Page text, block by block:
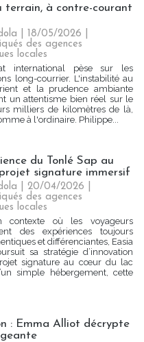
terrain, à contre-courant
| 18/05/2026
des agences
locales
international pèse sur les
long-courrier. L'instabilité au
et la prudence ambiante
un attentisme bien réel sur le
milliers de kilomètres de là,
à l'ordinaire. Philippe...
du Tonlé Sap au
signature immersif
| 20/04/2026
des agences
locales
contexte où les voyageurs
des expériences toujours
et différenciantes, Easia
sa stratégie d’innovation
signature au cœur du lac
simple hébergement, cette
: Emma Alliot décrypte